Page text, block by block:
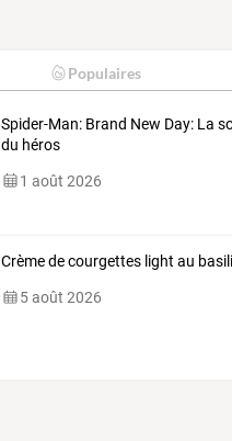
Populaires
Spider-Man: Brand New Day: La
du héros
1 août 2026
Crème de courgettes light au
5 août 2026